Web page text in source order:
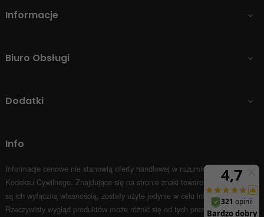
Informacje 
Biuro Obsługi 
Dodatki 
Info
Informacje cenowe nie stanowią oferty handlowej w rozumieniu Art.66 par.1
Kodeksu Cywilnego. Znajdujące się na stronie znaki towarowe i nazwy firm
są ich wyłączną własnością, zostały użyte jedynie w celu informacyjnym.
Rzeczywisty wygląd produktów może różnić się od tych prezentowanych na